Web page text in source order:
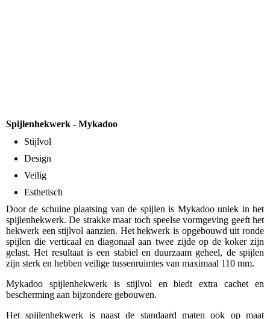
Spijlenhekwerk - Mykadoo
Stijlvol
Design
Veilig
Esthetisch
Door de schuine plaatsing van de spijlen is Mykadoo uniek in het
spijlenhekwerk. De strakke maar toch speelse vormgeving geeft het
hekwerk een stijlvol aanzien. Het hekwerk is opgebouwd uit ronde
spijlen die verticaal en diagonaal aan twee zijde op de koker zijn
gelast. Het resultaat is een stabiel en duurzaam geheel, de spijlen
zijn sterk en hebben veilige tussenruimtes van maximaal 110 mm.
Mykadoo spijlenhekwerk is stijlvol en biedt extra cachet en
bescherming aan bijzondere gebouwen.
Het spijlenhekwerk is naast de standaard maten ook op maat